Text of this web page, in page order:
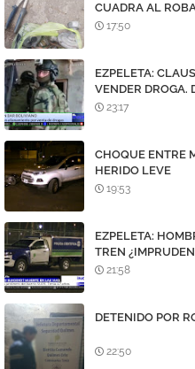
CUADRA AL
MEDIDORES
17:50
EZPELETA:
VENDER DROGA.
DEALER
23:17
CHOQUE ENTRE
HERIDO LEVE
19:53
EZPELETA:
TREN
21:58
DETENIDO POR
22:50